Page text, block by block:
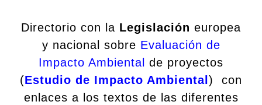
Directorio con la Legislación europea
y nacional sobre Evaluación de
Impacto Ambiental de proyectos
(Estudio de Impacto Ambiental ) con
enlaces a los textos de las diferentes